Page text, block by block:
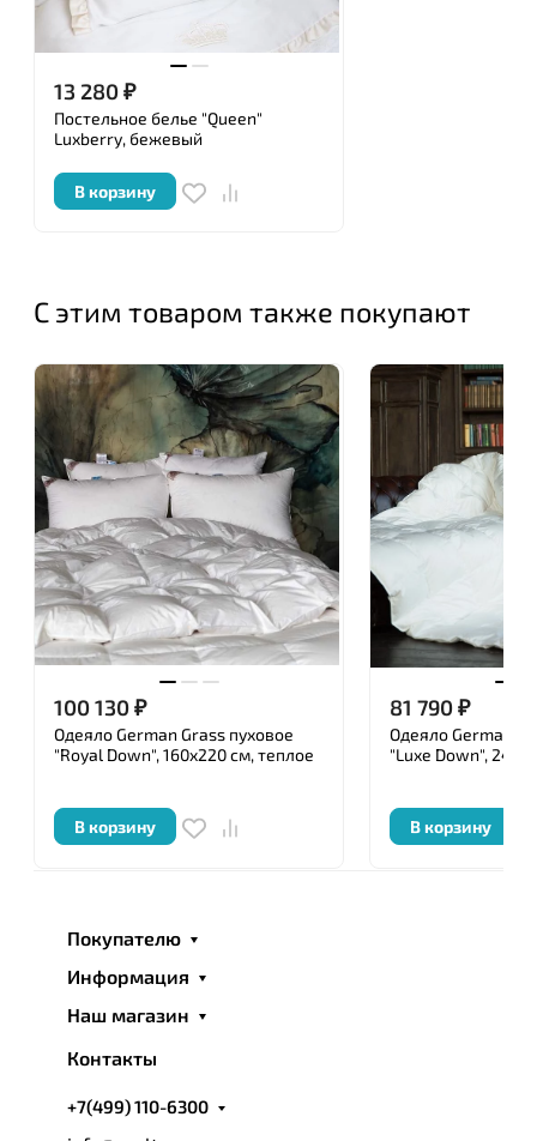
13 280₽
Постельное белье "Queen"
Luxberry, бежевый
В корзину
С этим товаром также покупают
100 130₽
Одеяло German Grass пуховое
"Royal Down", 160x220 см, теплое
В корзину
81 790₽
Одеяло German
"Luxe Down",
В корзину
Покупателю
Информация
Наш магазин
Контакты
+7(499) 110-6300